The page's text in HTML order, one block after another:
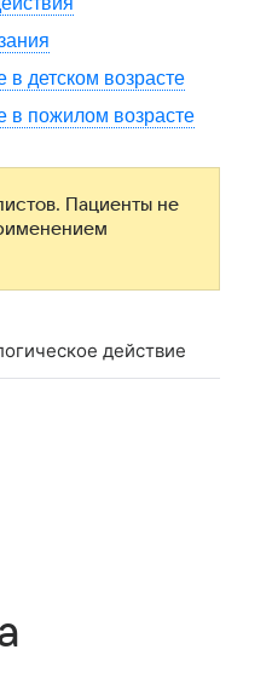
детском возрасте
в пожилом возрасте
Пациенты не
действие